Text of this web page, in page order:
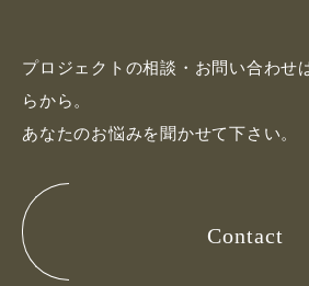
プロジェクトの相談・お問い合わせ
らから。
あなたのお悩みを聞かせて下さい。
Contact